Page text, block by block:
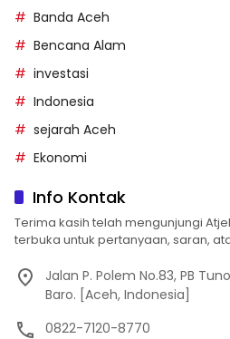
Banda Aceh
Bencana Alam
investasi
Indonesia
sejarah Aceh
Ekonomi
Info Kontak
Terima kasih telah mengunjungi
terbuka untuk pertanyaan, saran,
Jalan P. Polem No.83, PB
Baro. [Aceh, Indonesia]
0822-7120-8770